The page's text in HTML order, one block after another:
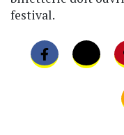
festival.